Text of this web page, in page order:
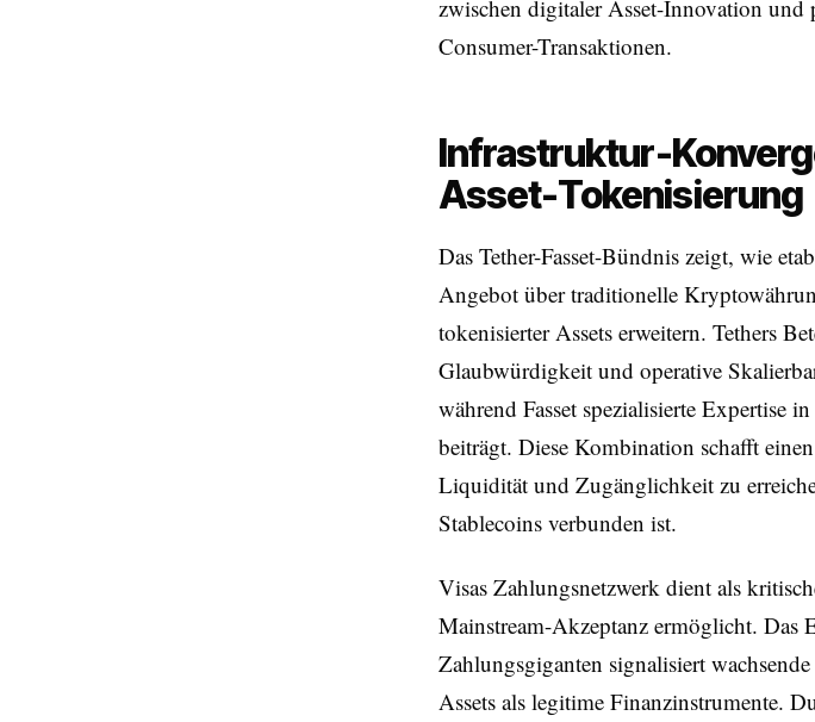
zwischen digitaler Asset-Innovation und
Consumer-Transaktionen.
Infrastruktur-
Asset-Tokenisierung
Das Tether-Fasset-Bündnis zeigt, wie
Angebot über traditionelle
tokenisierter Assets erweitern. Tethers
Glaubwürdigkeit und operative
während Fasset spezialisierte Expertise
beiträgt. Diese Kombination schafft
Liquidität und Zugänglichkeit zu
Stablecoins verbunden ist.
Visas Zahlungsnetzwerk dient als
Mainstream-Akzeptanz ermöglicht. Das
Zahlungsgiganten signalisiert
Assets als legitime Finanzinstrumente.